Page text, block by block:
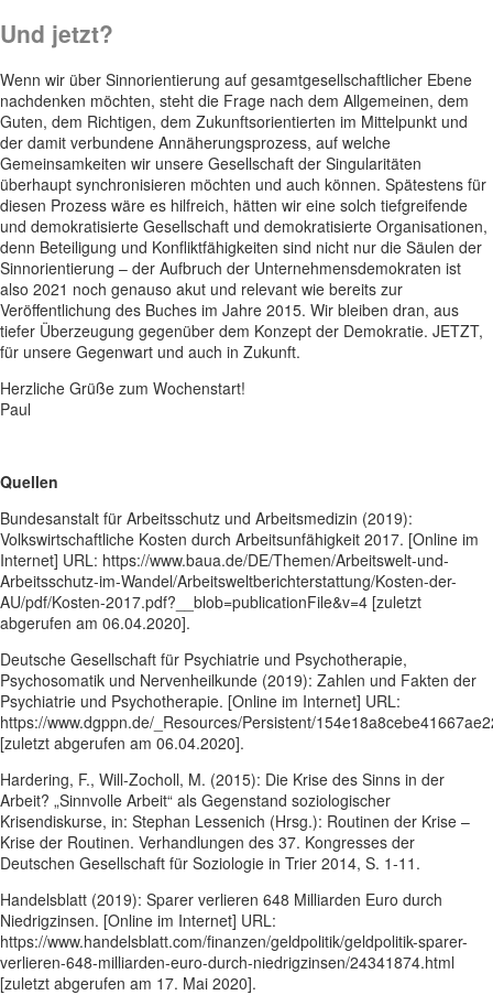
Und jetzt?
Wenn wir über Sinnorientierung auf gesamtgesellschaftlicher Ebene
nachdenken möchten, steht die Frage nach dem Allgemeinen, dem
Guten, dem Richtigen, dem Zukunftsorientierten im Mittelpunkt und
der damit verbundene Annäherungsprozess, auf welche
Gemeinsamkeiten wir unsere Gesellschaft der Singularitäten
überhaupt synchronisieren möchten und auch können. Spätestens für
diesen Prozess wäre es hilfreich, hätten wir eine solch tiefgreifende
und demokratisierte Gesellschaft und demokratisierte Organisationen,
denn Beteiligung und Konfliktfähigkeiten sind nicht nur die Säulen der
Sinnorientierung – der Aufbruch der Unternehmensdemokraten ist
also 2021 noch genauso akut und relevant wie bereits zur
Veröffentlichung des Buches im Jahre 2015. Wir bleiben dran, aus
tiefer Überzeugung gegenüber dem Konzept der Demokratie. JETZT,
für unsere Gegenwart und auch in Zukunft.
Herzliche Grüße zum Wochenstart!
Paul
Quellen
Bundesanstalt für Arbeitsschutz und Arbeitsmedizin (2019):
Volkswirtschaftliche Kosten durch Arbeitsunfähigkeit 2017. [Online im
Internet] URL: https://www.baua.de/DE/Themen/Arbeitswelt-und-
Arbeitsschutz-im-Wandel/Arbeitsweltberichterstattung/Kosten-der-
AU/pdf/Kosten-2017.pdf?__blob=publicationFile&v=4 [zuletzt
abgerufen am 06.04.2020].
Deutsche Gesellschaft für Psychiatrie und Psychotherapie,
Psychosomatik und Nervenheilkunde (2019): Zahlen und Fakten der
Psychiatrie und Psychotherapie. [Online im Internet] URL:
https://www.dgppn.de/_Resources/Persistent/
[zuletzt abgerufen am 06.04.2020].
Hardering, F., Will-Zocholl, M. (2015): Die Krise des Sinns in der
Arbeit? „Sinnvolle Arbeit“ als Gegenstand soziologischer
Krisendiskurse, in: Stephan Lessenich (Hrsg.): Routinen der Krise –
Krise der Routinen. Verhandlungen des 37. Kongresses der
Deutschen Gesellschaft für Soziologie in Trier 2014, S. 1-11.
Handelsblatt (2019): Sparer verlieren 648 Milliarden Euro durch
Niedrigzinsen. [Online im Internet] URL:
https://www.handelsblatt.com/finanzen/geldpolitik/geldpolitik-sparer-
verlieren-648-milliarden-euro-durch-niedrigzinsen/24341874.html
[zuletzt abgerufen am 17. Mai 2020].